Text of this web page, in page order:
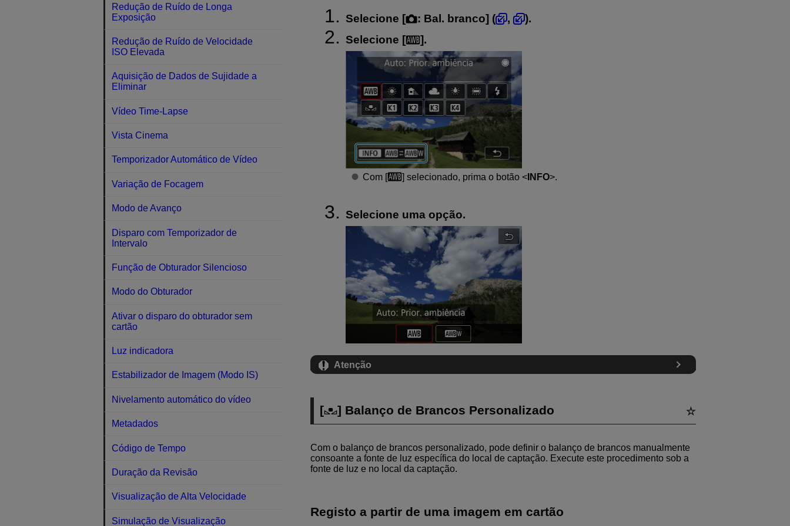
Selecione [ : Bal. branco] ( ,
).
Selecione [
].
Com [ ] selecionado, prima o botão INFO .
Selecione uma opção.
Atenção
[ ] Balanço de Brancos Personalizado
Com o balanço de brancos personalizado, pode definir o balanço de brancos manualmente
consoante a fonte de luz específica do local de captação. Execute este procedimento sob a
fonte de luz e no local da captação.
Registo a partir de uma imagem em cartão
Redução de Ruído de Longa
Exposição
Redução de Ruído de Velocidade
ISO Elevada
Aquisição de Dados de Sujidade a
Eliminar
Vídeo Time-Lapse
Vista Cinema
Temporizador Automático de Vídeo
Variação de Focagem
Modo de Avanço
Disparo com Temporizador de
Intervalo
Função de Obturador Silencioso
Modo do Obturador
Ativar o disparo do obturador sem
cartão
Luz indicadora
Estabilizador de Imagem (Modo IS)
Nivelamento automático do vídeo
Metadados
Código de Tempo
Duração da Revisão
Visualização de Alta Velocidade
Simulação de Visualização